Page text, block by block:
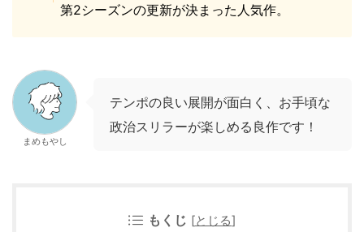
第2シーズンの更新が決まった人気作。
まめもやし
テンポの良い展開が面白く、お手頃な
政治スリラーが楽しめる良作です！
もくじ [とじる]